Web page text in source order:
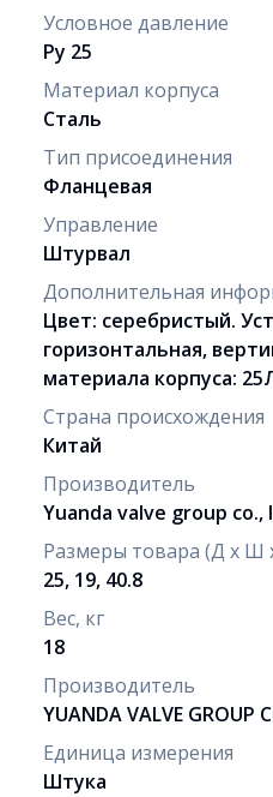
Условное давление
Ру 25
Материал корпуса
Сталь
Тип присоединения
Фланцевая
Управление
Штурвал
Дополнительная
Цвет: серебристый.
горизонтальная,
материала корпуса:
Страна происхождения
Китай
Производитель
Yuanda valve group co.,
Размеры товара (Д х Ш
25, 19, 40.8
Вес, кг
18
Производитель
YUANDA VALVE GROUP
Единица измерения
Штука